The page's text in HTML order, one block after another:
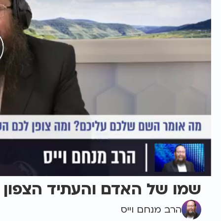
שמו של האדם והעתיד הצפון
הרב מנחם וייס